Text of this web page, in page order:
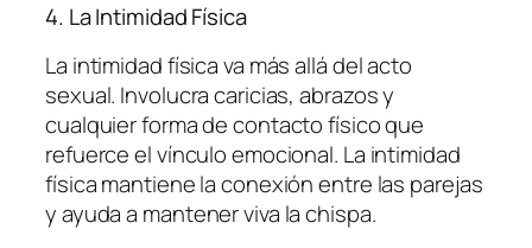
4. La Intimidad Física
La intimidad física va más allá del acto
sexual. Involucra caricias, abrazos y
cualquier forma de contacto físico que
refuerce el vínculo emocional. La intimidad
física mantiene la conexión entre las parejas
y ayuda a mantener viva la chispa.